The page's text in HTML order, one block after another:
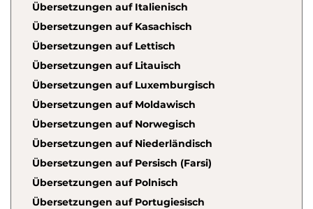
Übersetzungen auf Italienisch
Übersetzungen auf Kasachisch
Übersetzungen auf Lettisch
Übersetzungen auf Litauisch
Übersetzungen auf Luxemburgisch
Übersetzungen auf Moldawisch
Übersetzungen auf Norwegisch
Übersetzungen auf Niederländisch
Übersetzungen auf Persisch (Farsi)
Übersetzungen auf Polnisch
Übersetzungen auf Portugiesisch